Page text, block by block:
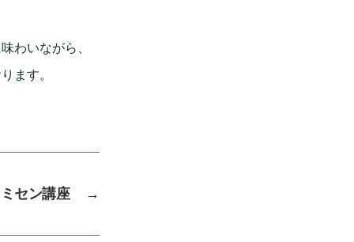
わいながら、
ます。
→
セン講座